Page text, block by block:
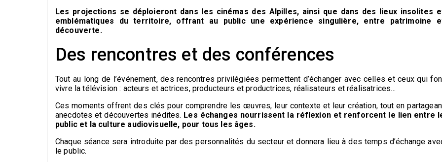
Les projections se déploieront dans les cinémas des Alpilles, ainsi que dans des lieux insolites
emblématiques du territoire, offrant au public une expérience singulière, entre patrimoine
découverte.
Des rencontres et des conférences
Tout au long de l’événement, des rencontres privilégiées permettent d’échanger avec celles et ceux qui
vivre la télévision : acteurs et actrices, producteurs et productrices, réalisateurs et réalisatrices…
Ces moments offrent des clés pour comprendre les œuvres, leur contexte et leur création, tout en
anecdotes et découvertes inédites. Les échanges nourrissent la réflexion et renforcent le lien entre
public et la culture audiovisuelle, pour tous les âges.
Chaque séance sera introduite par des personnalités du secteur et donnera lieu à des temps d’échange
le public.